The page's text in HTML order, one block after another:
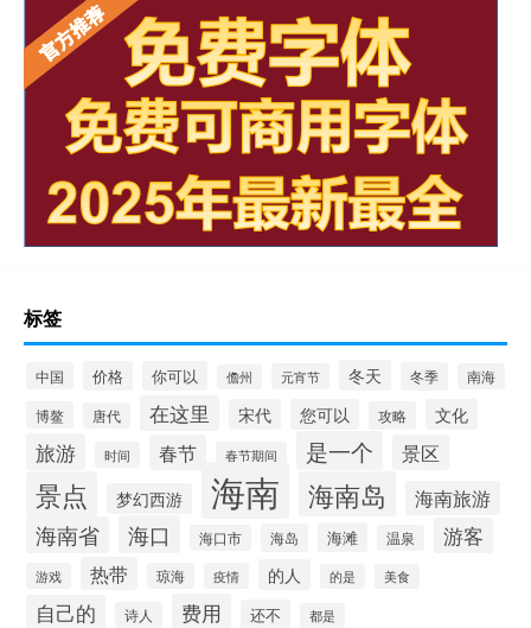
标签
中国 价格 你可以 儋州 元宵节 冬天 冬季 南海
博鳌 唐代 在这里 宋代 您可以 攻略 文化
旅游 时间 春节 春节期间 是一个 景区
景点 梦幻西游 海南 海南岛 海南旅游
海南省 海口 海口市 海岛 海滩 温泉 游客
游戏 热带 琼海 疫情 的人 的是 美食
自己的 诗人 费用 还不 都是